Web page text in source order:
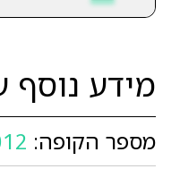
מידע נוסף
מספר הקופה: